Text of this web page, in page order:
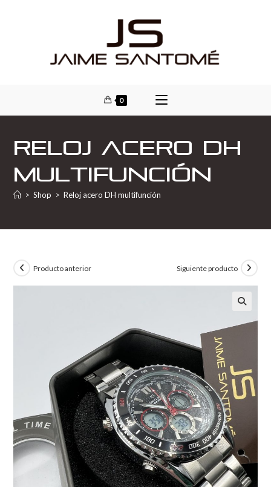
0
Reloj acero DH
multifunción
> Shop > Reloj acero DH multifunción
Producto anterior Siguiente producto